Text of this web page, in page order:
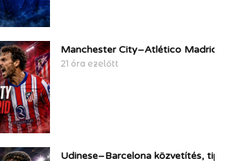
Manchester City–Atlético Madrid
21 óra ezelőtt
Udinese–Barcelona közvetítés,